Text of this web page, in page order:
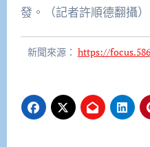
發。（記者許順德翻攝）
新聞來源： https://